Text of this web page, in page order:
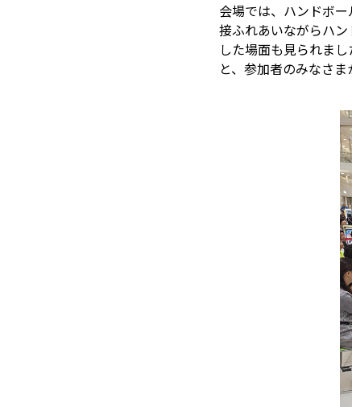
会場では、ハンドボ
接ふれあいながらハ
した場面も見られま
と、参加者のみなさ